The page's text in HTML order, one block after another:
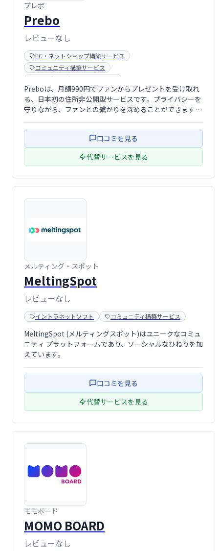
プレボ
Prebo
レビューなし
EC・ネットショップ構築サービス
コミュニティ構築サービス
ランディングページ作成ツール
Preboは、月額990円でファンからプレゼントを受け取れ
る、日本初の住所非公開型サービスです。プライバシーを
守りながら、ファンとの繋がりを深めることができます。
ょう。手軽に始められる、新しいファンとのコミュニケー
口コミを見る
代替サービスを見る
メルティング・スポット
MeltingSpot
レビューなし
イントラネットソフト コミュニティ構築サービス
MeltingSpot (メルティングスポット)はユニークなコミュ
ニティ プラットフォームであり、ソーシャルなひねりを加
えています。
口コミを見る
代替サービスを見る
モモボード
MOMO BOARD
レビューなし